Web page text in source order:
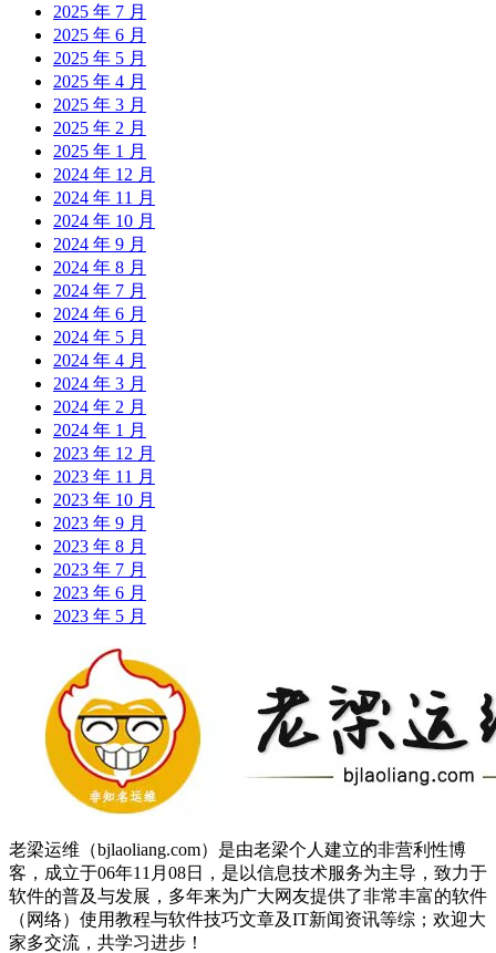
2025 年 7 月
2025 年 6 月
2025 年 5 月
2025 年 4 月
2025 年 3 月
2025 年 2 月
2025 年 1 月
2024 年 12 月
2024 年 11 月
2024 年 10 月
2024 年 9 月
2024 年 8 月
2024 年 7 月
2024 年 6 月
2024 年 5 月
2024 年 4 月
2024 年 3 月
2024 年 2 月
2024 年 1 月
2023 年 12 月
2023 年 11 月
2023 年 10 月
2023 年 9 月
2023 年 8 月
2023 年 7 月
2023 年 6 月
2023 年 5 月
老梁运维（bjlaoliang.com）是由老梁个人建立的非营利性博
客，成立于06年11月08日，是以信息技术服务为主导，致力于
软件的普及与发展，多年来为广大网友提供了非常丰富的软件
（网络）使用教程与软件技巧文章及IT新闻资讯等综；欢迎大
家多交流，共学习进步！